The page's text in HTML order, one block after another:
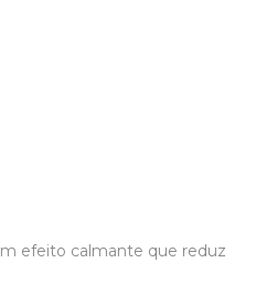
efeito calmante que reduz